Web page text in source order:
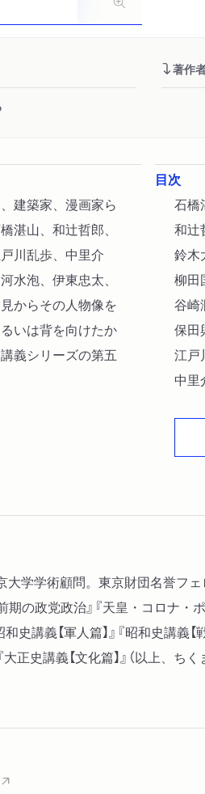
著作
建築家、漫画家ら
湛山、和辻哲郎、
川乱歩、中里介
水泡、伊東忠太、
からその人物像を
いは背を向けたか
義シリーズの第五
目次
石橋
和辻
鈴木
柳田
谷崎
保田
江戸
中里
吉
林芙
西條
大学学術顧問。東京財団名誉フ
政党政治』『天皇・コロナ・ポ
史講義【軍人篇】』『昭和史講義
大正史講義【文化篇】』（以上、ちく